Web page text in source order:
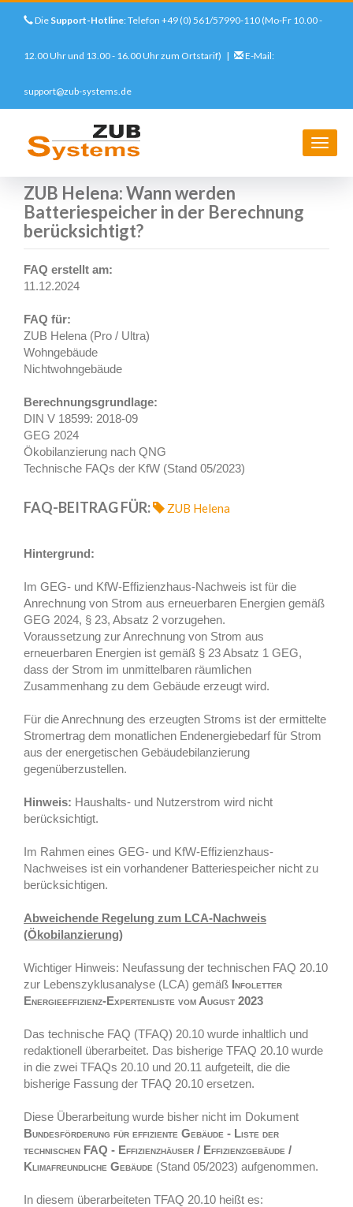
Direkt
Inhalt
Die Support-Hotline: Telefon +49 (0) 561/57990-110 (Mo-Fr 10.00 -
12.00 Uhr und 13.00 - 16.00 Uhr zum Ortstarif) | E-Mail:
support@zub-systems.de
Support FAQs
ZUB Helena: Wann werden Batteriespeicher in der Berechnung
berücksichtigt?
ZUB Helena: Wann werden
Batteriespeicher in der Berechnung
berücksichtigt?
DETAILLIERTE
FAQ erstellt am:
11.12.2024
FAQ für:
ZUB Helena (Pro / Ultra)
Wohngebäude
Nichtwohngebäude
Berechnungsgrundlage:
DIN V 18599: 2018-09
GEG 2024
Ökobilanzierung nach QNG
Technische FAQs der KfW (Stand 05/2023)
FAQ-BEITRAG FÜR: ZUB Helena
Hintergrund:
Im GEG- und KfW-Effizienzhaus-Nachweis ist für die
Anrechnung von Strom aus erneuerbaren Energien gemäß
GEG 2024, § 23, Absatz 2 vorzugehen.
Voraussetzung zur Anrechnung von Strom aus
erneuerbaren Energien ist gemäß § 23 Absatz 1 GEG,
dass der Strom im unmittelbaren räumlichen
Zusammenhang zu dem Gebäude erzeugt wird.
Für die Anrechnung des erzeugten Stroms ist der ermittelte
Stromertrag dem monatlichen Endenergiebedarf für Strom
aus der energetischen Gebäudebilanzierung
gegenüberzustellen.
Hinweis: Haushalts- und Nutzerstrom wird nicht
berücksichtigt.
Im Rahmen eines GEG- und KfW-Effizienzhaus-
Nachweises ist ein vorhandener Batteriespeicher nicht zu
berücksichtigen.
Abweichende Regelung zum LCA-Nachweis
(Ökobilanzierung)
Wichtiger Hinweis: Neufassung der technischen FAQ 20.10
zur Lebenszyklusanalyse (LCA) gemäß Infoletter
Energieeffizienz-Expertenliste vom August 2023
Das technische FAQ (TFAQ) 20.10 wurde inhaltlich und
redaktionell überarbeitet. Das bisherige TFAQ 20.10 wurde
in die zwei TFAQs 20.10 und 20.11 aufgeteilt, die die
bisherige Fassung der TFAQ 20.10 ersetzen.
Diese Überarbeitung wurde bisher nicht im Dokument
Bundesförderung für effiziente Gebäude - Liste der
technischen FAQ - Effizienzhäuser / Effizienzgebäude /
Klimafreundliche Gebäude (Stand 05/2023) aufgenommen.
In diesem überarbeiteten TFAQ 20.10 heißt es: